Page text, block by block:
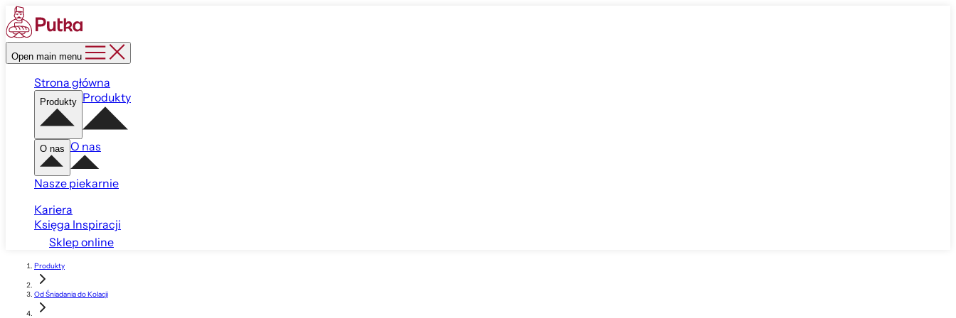
Open main menu
Strona główna
Produkty Produkty
O nas O nas
Nasze piekarnie
Kariera
Księga Inspiracji
Sklep online
Produkty
Od Śniadania do Kolacji